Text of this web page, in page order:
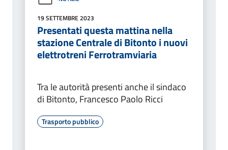
19 SETTEMBRE 2023
Presentati questa mattina nella
stazione Centrale di Bitonto i nuovi
elettrotreni Ferrotramviaria
Tra le autorità presenti anche il sindaco
di Bitonto, Francesco Paolo Ricci
Trasporto pubblico